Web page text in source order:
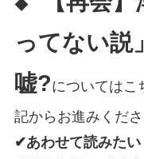
◆
ってない説
嘘?についてはこ
記からお進みくだ
✔あわせて読みたい